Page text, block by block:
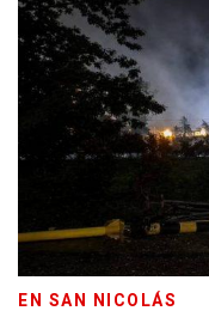
EN SAN NICOLÁS